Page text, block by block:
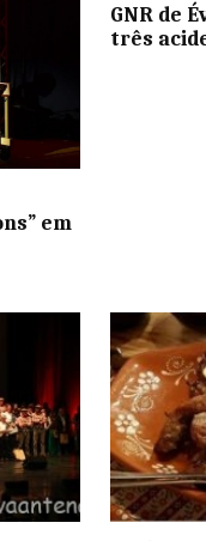
em
GNR de
três